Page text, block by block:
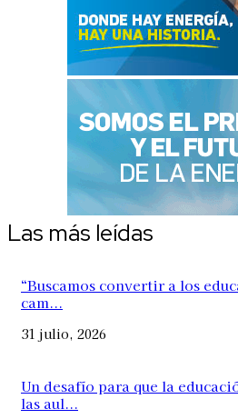
Las más leídas
“Buscamos convertir a los
cam...
31 julio, 2026
Un desafío para que la
las aul...